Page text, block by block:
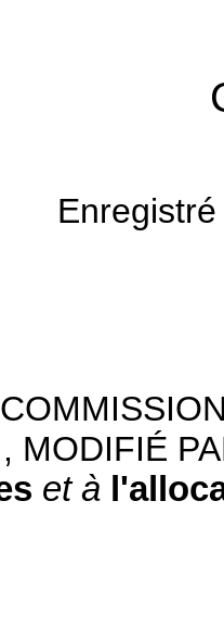
MODIFIÉ
et à